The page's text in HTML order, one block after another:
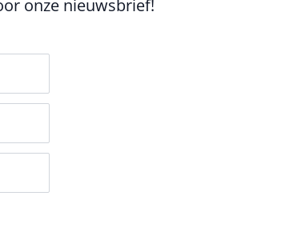
onze nieuwsbrief!